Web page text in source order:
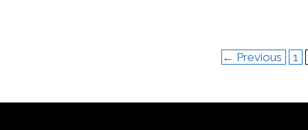
← Previous 1